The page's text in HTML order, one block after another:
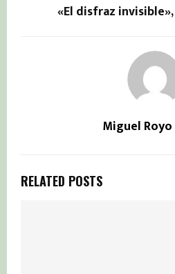
«El disfraz
Miguel Royo
RELATED POSTS